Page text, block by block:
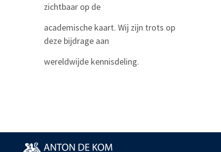
zichtbaar op de
academische kaart. Wij zijn trots op
deze bijdrage aan
wereldwijde kennisdeling.